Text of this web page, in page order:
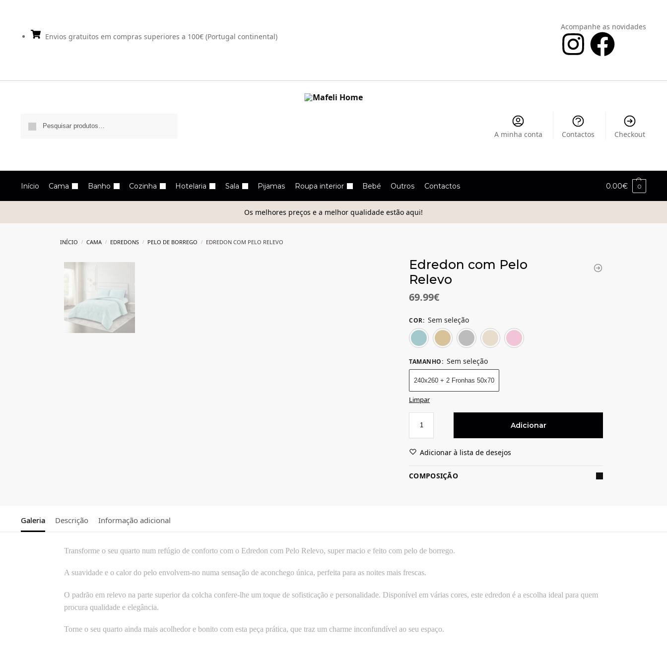
Envios gratuitos em compras superiores a 100€ (Portugal continental)
Acompanhe as novidades
A minha conta Contactos Checkout
Início Cama Banho Cozinha Hotelaria Sala Pijamas Roupa interior Bebé Outros Contactos 0.00€ 0
Os melhores preços e a melhor qualidade estão aqui!
INÍCIO / CAMA / EDREDONS / PELO DE BORREGO / EDREDON COM PELO RELEVO
Edredon com Pelo
Relevo
69.99€
COR: Sem seleção
Aqua Bege Cinza
TAMANHO: Sem seleção
240x260 + 2 Fronhas 50x70
Limpar
Adicionar
Adicionar à lista de desejos
COMPOSIÇÃO
Galeria Descrição Informação adicional
Transforme o seu quarto num refúgio de conforto com o Edredon com Pelo Relevo, super macio e feito com pelo de borrego.
A suavidade e o calor do pelo envolvem-no numa sensação de aconchego única, perfeita para as noites mais frescas.
O padrão em relevo na parte superior da colcha confere-lhe um toque de sofisticação e personalidade. Disponível em várias cores, este edredon é a escolha ideal para quem
procura qualidade e elegância.
Torne o seu quarto ainda mais acolhedor e bonito com esta peça prática, que traz um charme inconfundível ao seu espaço.